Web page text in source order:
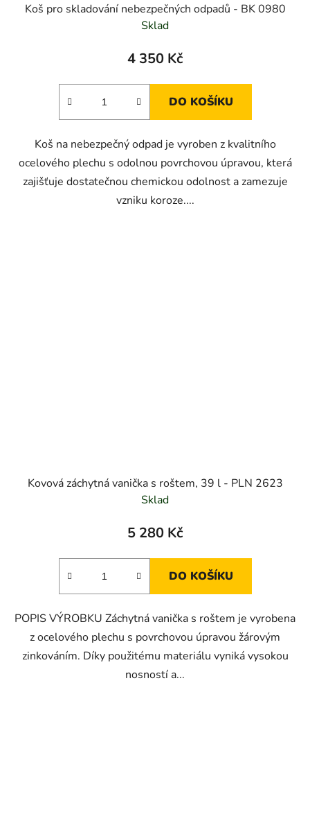
Koš pro skladování nebezpečných odpadů - BK 0980
Sklad
4 350 Kč
DO KOŠÍKU
Koš na nebezpečný odpad je vyroben z kvalitního
ocelového plechu s odolnou povrchovou úpravou, která
zajišťuje dostatečnou chemickou odolnost a zamezuje
vzniku koroze....
Kovová záchytná vanička s roštem, 39 l - PLN 2623
Sklad
5 280 Kč
DO KOŠÍKU
POPIS VÝROBKU Záchytná vanička s roštem je vyrobena
z ocelového plechu s povrchovou úpravou žárovým
zinkováním. Díky použitému materiálu vyniká vysokou
nosností a...